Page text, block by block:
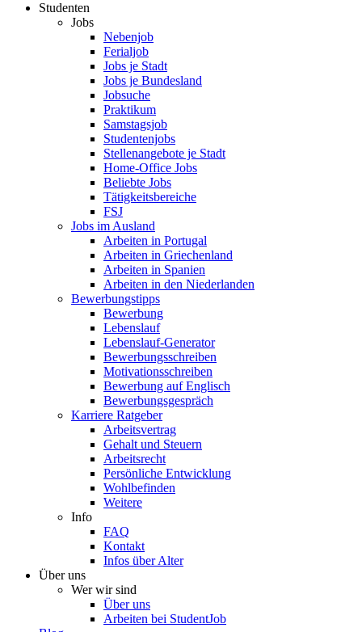
Studenten
Jobs
Nebenjob
Ferialjob
Jobs je Stadt
Jobs je Bundesland
Jobsuche
Praktikum
Samstagsjob
Studentenjobs
Stellenangebote je Stadt
Home-Office Jobs
Beliebte Jobs
Tätigkeitsbereiche
FSJ
Jobs im Ausland
Arbeiten in Portugal
Arbeiten in Griechenland
Arbeiten in Spanien
Arbeiten in den Niederlanden
Bewerbungstipps
Bewerbung
Lebenslauf
Lebenslauf-Generator
Bewerbungsschreiben
Motivationsschreiben
Bewerbung auf Englisch
Bewerbungsgespräch
Karriere Ratgeber
Arbeitsvertrag
Gehalt und Steuern
Arbeitsrecht
Persönliche Entwicklung
Wohlbefinden
Weitere
Info
FAQ
Kontakt
Infos über Alter
Über uns
Wer wir sind
Über uns
Arbeiten bei StudentJob